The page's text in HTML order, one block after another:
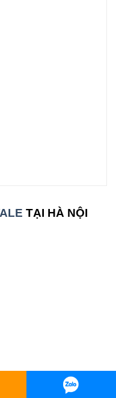
TẠI HÀ NỘI